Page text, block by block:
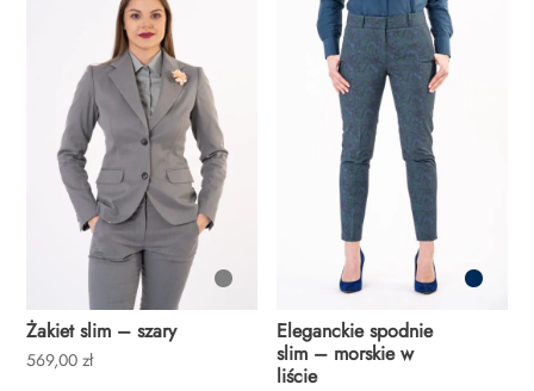
Żakiet slim – szary
569,00zł
Eleganckie spodnie
slim – morskie w
liście